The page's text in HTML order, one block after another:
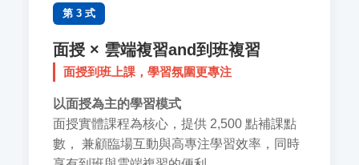
第 3 式
面授 × 雲端複習and到班複習
面授到班上課，學習氛圍更專注
以面授為主的學習模式
面授實體課程為核心，提供 2,500 點補課點
數， 兼顧臨場互動與高專注學習效率，同時